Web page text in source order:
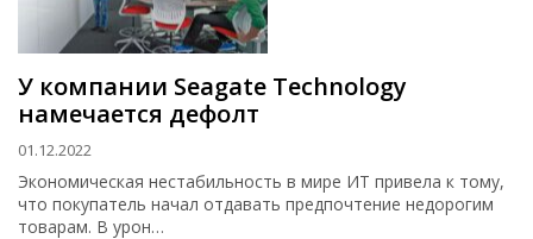
У компании Seagate Technology
намечается дефолт
01.12.2022
Экономическая нестабильность в мире ИТ привела к тому,
что покупатель начал отдавать предпочтение недорогим
товарам. В урон…